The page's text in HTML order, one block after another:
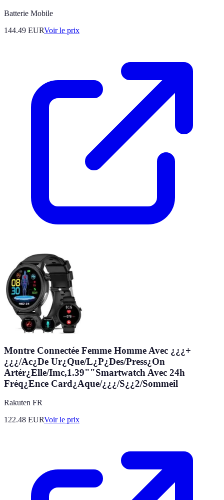
Batterie Mobile
144.49 EURVoir le prix
Montre Connectée Femme Homme Avec ¿¿¿+
¿¿¿/Ac¿De Ur¿Que/L¿P¿Des/Press¿On
Artér¿Elle/Imc,1.39""Smartwatch Avec 24h
Fréq¿Ence Card¿Aque/¿¿¿/S¿¿2/Sommeil
Rakuten FR
122.48 EURVoir le prix